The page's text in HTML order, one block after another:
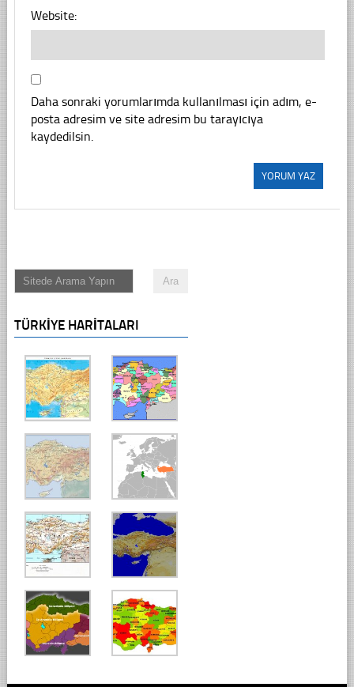
Website:
Daha sonraki yorumlarımda kullanılması için adım, e-
posta adresim ve site adresim bu tarayıcıya
kaydedilsin.
TÜRKIYE HARITALARI